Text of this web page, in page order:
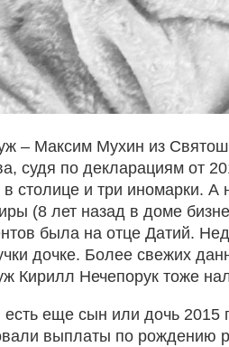
– Максим Мухин из
судя по декларациям от
в столице и три иномарки. А
(8 лет назад в доме
была на отце Датий.
дочке. Более свежих
Кирилл Нечепорук тоже
еще сын или дочь 2015
выплаты по рождению